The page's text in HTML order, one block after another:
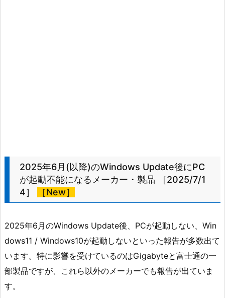
2025年6月(以降)のWindows Update後にPC
が起動不能になるメーカー・製品 ［2025/7/1
4］
［New］
2025年6月のWindows Update後、PCが起動しない、Win
dows11 / Windows10が起動しないといった報告が多数出て
います。特に影響を受けているのはGigabyteと富士通の一
部製品ですが、これら以外のメーカーでも報告が出ていま
す。